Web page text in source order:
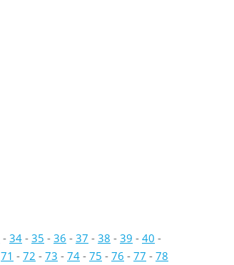
- 34 - 35 - 36 - 37 - 38 - 39 - 40 -
71 - 72 - 73 - 74 - 75 - 76 - 77 - 78